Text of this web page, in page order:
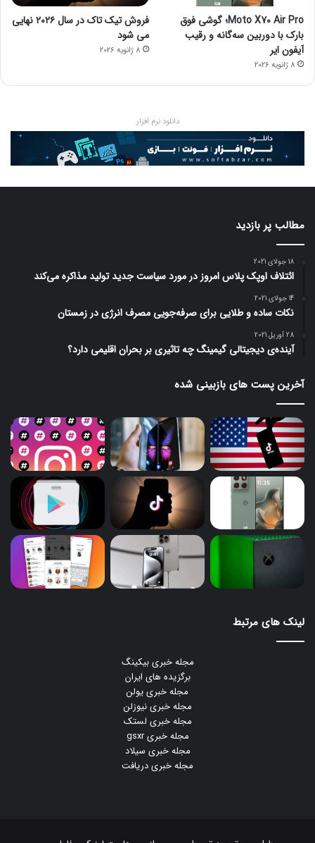
Moto X70 Air Pro؛ گوشی فوق
بارک با دوربین سه‌گانه و رقیب
آیفون ایر
8 ژانویه 2026
فروش تیک تاک در سال ۲۰۲۶ نهایی
می شود
8 ژانویه 2026
دانلود نرم افزار
مطالب پر بازدید
18 جولای 2021
ائتلاف اوپک پلاس امروز در مورد سیاست جدید تولید مذاکره می‌کند
14 جولای 2021
نکات ساده و طلایی برای صرفه‌جویی مصرف انرژی در زمستان
28 آوریل 2021
آینده‌ی دیجیتالی گیمینگ چه تاثیری بر بحران اقلیمی دارد؟
آخرین پست های بازبینی شده
لینک های مرتبط
مجله خبری بیکینگ
برگزیده های ایران
مجله خبری یولن
مجله خبری نیوزلن
مجله خبری لستک
مجله خبری gsxr
مجله خبری سیلاد
مجله خبری دریافت